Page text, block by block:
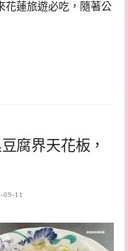
花蓮旅遊必吃，隨著公
腐界天花板，
09-11